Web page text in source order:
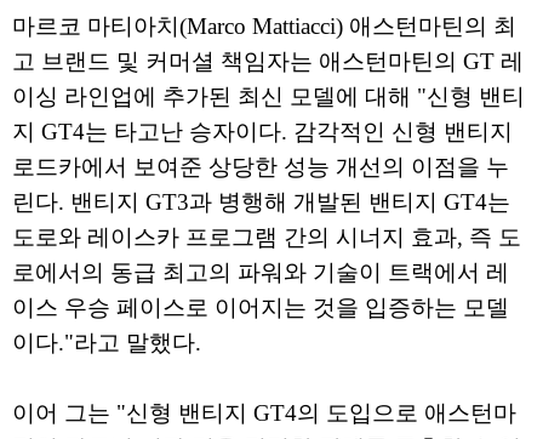
마르코 마티아치(Marco Mattiacci) 애스턴마틴의 최
고 브랜드 및 커머셜 책임자는 애스턴마틴의 GT 레
이싱 라인업에 추가된 최신 모델에 대해 "신형 밴티
지 GT4는 타고난 승자이다. 감각적인 신형 밴티지
로드카에서 보여준 상당한 성능 개선의 이점을 누
린다. 밴티지 GT3과 병행해 개발된 밴티지 GT4는
도로와 레이스카 프로그램 간의 시너지 효과, 즉 도
로에서의 동급 최고의 파워와 기술이 트랙에서 레
이스 우승 페이스로 이어지는 것을 입증하는 모델
이다."라고 말했다.
이어 그는 "신형 밴티지 GT4의 도입으로 애스턴마